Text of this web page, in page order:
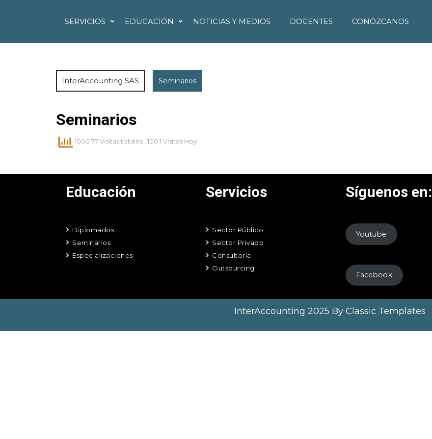
SERVICIOS EDUCACIÓN NOTICIAS Y MEDIOS DOCENTES CONÓZCANOS
InterAccounting SAS Seminarios
Seminarios
1000 77 Visitas totales , 100 1 Visitas Hoy
Educación
Diplomados
Seminarios
Especializaciones
Servicios
Sector Público
Sector Privado
Consultoría
Outsourcing
Síguenos en:
Youtube
Facebook
InterAccounting 2025 By Classic Templates